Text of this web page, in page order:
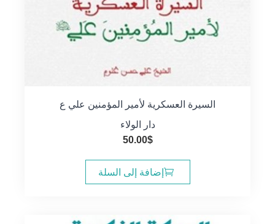
السيرة العسكرية لأمير المؤمنين علي ع
دار الولاء
50.00$
إضافة إلى السلة